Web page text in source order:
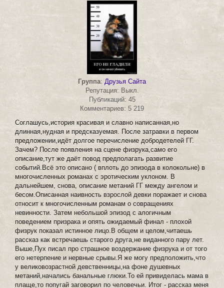
Группа: Друзья Сайта
Репутация: Выкл.
Публикаций: 45
Комментариев: 5 219
Соглашусь,история красивая и славно написанная,но
длинная,нудная и предсказуемая. После затравки в первом
предложении,идёт долгое перечисление добродетелей ГГ.
Зачем? После появления на сцене физрука,само его
описание,тут же даёт повод предполагать развитие
событий.Всё это описано ( вплоть до эпизода в колокольне) в
многочисленных романах с эротическим уклоном. В
дальнейшем, снова, описание метаний ГГ между ангелом и
бесом.Описанная наивность взрослой девки поражает и снова
относит к многочисленным романам о совращениях
невинности. Затем небольшой эпизод с алогичным
поведением призрака и опять ожидаемый финал - плохой
физрук показал истинное лицо.В общем и целом,читаешь
рассказ как встречаешь старого друга,не виданного пару лет.
Выше,Пух писал про страшное воздержание физрука и от того
его нетерпение и нервные срывы.Я же могу предположить,что
у великовозрастной девственницы,на фоне душевных
метаний,начались банальные глюки.То ей привиделась мама в
плаще,то попугай заговорил по человечьи. Итог - рассказ меня